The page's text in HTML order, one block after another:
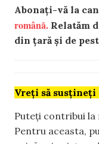
Abonați-vă la
română. Relatăm
din țară și de
Vreți să susțineți
Puteți contribui la
Pentru aceasta,